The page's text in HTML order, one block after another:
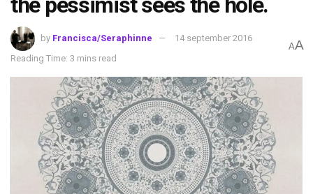
by Francisca/Seraphinne
14 september 2016
Reading Time: 3 mins read
AA